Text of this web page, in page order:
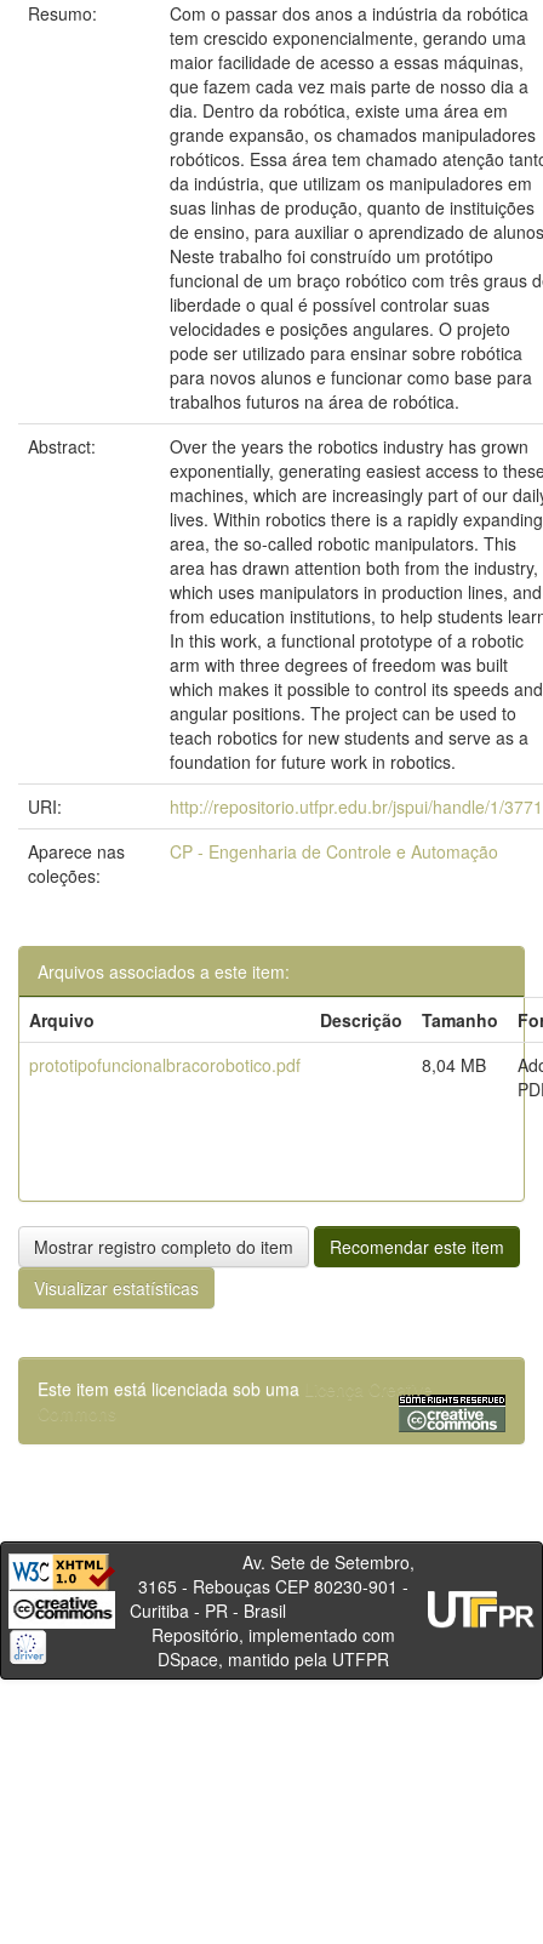
Resumo:
Com o passar dos anos a indústria da robótica
tem crescido exponencialmente, gerando uma
maior facilidade de acesso a essas máquinas,
que fazem cada vez mais parte de nosso dia a
dia. Dentro da robótica, existe uma área em
grande expansão, os chamados manipuladores
robóticos. Essa área tem chamado atenção
da indústria, que utilizam os manipuladores em
suas linhas de produção, quanto de instituições
de ensino, para auxiliar o aprendizado de
Neste trabalho foi construído um protótipo
funcional de um braço robótico com três graus
liberdade o qual é possível controlar suas
velocidades e posições angulares. O projeto
pode ser utilizado para ensinar sobre robótica
para novos alunos e funcionar como base para
trabalhos futuros na área de robótica.
Abstract:
Over the years the robotics industry has grown
exponentially, generating easiest access to
machines, which are increasingly part of our
lives. Within robotics there is a rapidly expanding
area, the so-called robotic manipulators. This
area has drawn attention both from the industry,
which uses manipulators in production lines, and
from education institutions, to help students
In this work, a functional prototype of a robotic
arm with three degrees of freedom was built
which makes it possible to control its speeds and
angular positions. The project can be used to
teach robotics for new students and serve as a
foundation for future work in robotics.
URI:
http://repositorio.utfpr.edu.br/jspui/handle/1/
Aparece nas
coleções:
CP - Engenharia de Controle e Automação
Arquivos associados a este item:
Arquivo
Descrição Tamanho
prototipofuncionalbracorobotico.pdf
8,04 MB
Mostrar registro completo do item
Recomendar este item
Visualizar estatísticas
Este item está licenciada sob uma
Licença Creative
Commons
Av. Sete de Setembro,
3165 - Rebouças CEP 80230-901 -
Curitiba - PR - Brasil
Repositório, implementado com
DSpace, mantido pela UTFPR